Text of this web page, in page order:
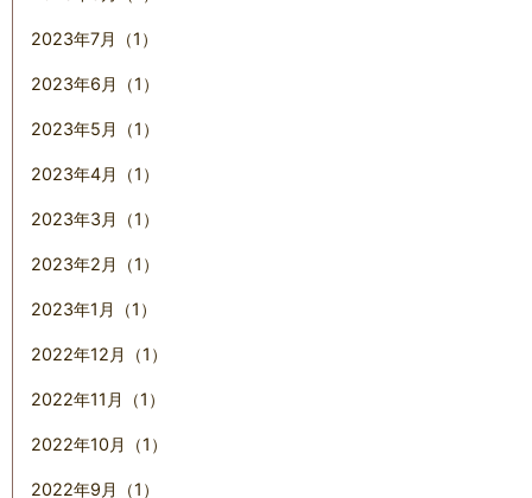
2023年7月（1）
2023年6月（1）
2023年5月（1）
2023年4月（1）
2023年3月（1）
2023年2月（1）
2023年1月（1）
2022年12月（1）
2022年11月（1）
2022年10月（1）
2022年9月（1）